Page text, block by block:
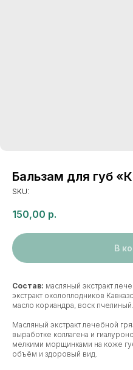
Бальзам для губ
SKU:
150,00 р.
В
Состав: масляный экстракт
экстракт околоплодников
масло кориандра, воск пчелиный.
Масляный экстракт лечебной
выработке коллагена и
мелкими морщинками на коже
объём и здоровый вид.